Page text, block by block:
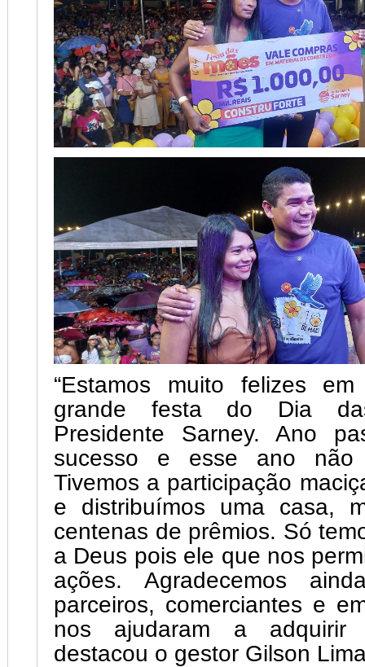
“Estamos muito felizes
grande festa do Dia
Presidente Sarney. Ano
sucesso e esse ano não
Tivemos a participação
e distribuímos uma casa,
centenas de prêmios. Só
a Deus pois ele que nos
ações. Agradecemos
parceiros, comerciantes e
nos ajudaram a adquirir
destacou o gestor Gilson